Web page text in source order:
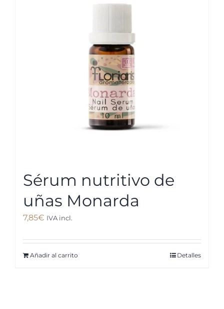
Sérum nutritivo de
uñas Monarda
7,85€ IVA incl.
Añadir al carrito Detalles